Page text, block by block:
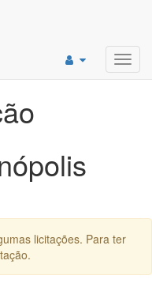
licitações. Para ter